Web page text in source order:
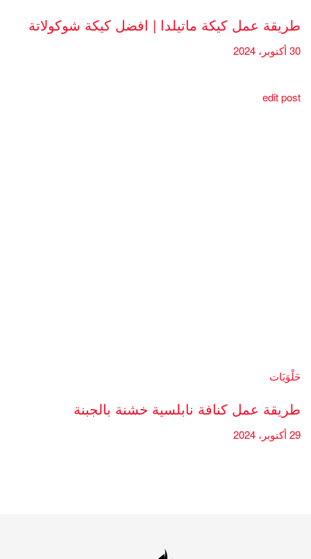
طريقة عمل كيكة ماتيلدا | افضل كيكة شوكولاتة
30 أكتوبر، 2024
edit post
حَلْوَيَات
طريقة عمل كنافة نابلسية خشنة بالجبنة
29 أكتوبر، 2024